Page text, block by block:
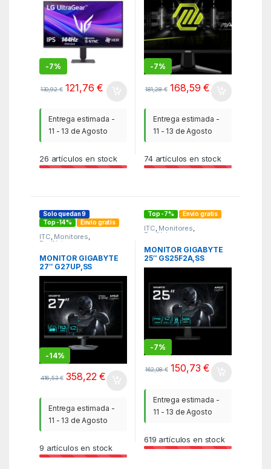
-7%
130,92€ 121,76€
Entrega estimada -
11 - 13 de Agosto
26 artículos en stock
-7%
181,28€ 168,59€
Entrega estimada -
11 - 13 de Agosto
74artículos en stock
Solo quedan 9
Top -14%
Envío gratis
ITC, Monitores,
Periféricos
MONITOR GIGABYTE
27″ G27UP,SS
IPS,3840X2160,0.155P
P,1000:1,1MS,160HZ,2
HDMI+1DP+USB2.0+1U
SB TYPE C,AJUSTE
ALTURA
-14%
416,53€ 358,22€
Entrega estimada -
11 - 13 de Agosto
9 artículos en stock
Top -7% Envío gratis
ITC, Monitores,
Periféricos
MONITOR GIGABYTE
25″ GS25F2A,SS
IPS,1920X1080(FHD),0.
Z,2HDMI+1DP,ALTAVO
CES
-7%
162,08€ 150,73€
Entrega estimada -
11 - 13 de Agosto
619 artículos en stock